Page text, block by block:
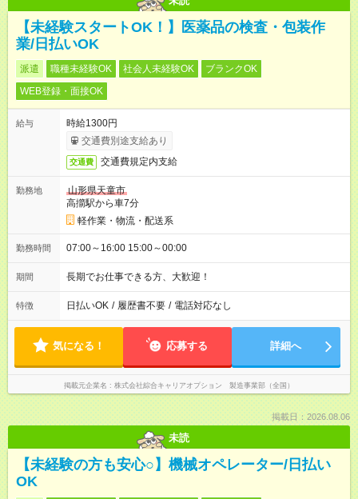
【未経験スタートOK！】医薬品の検査・包装作
業/日払いOK
派遣 職種未経験OK 社会人未経験OK
ブランクOK
WEB登録・面接OK
給与
時給1300円
交通費別途支給あり
交通費 交通費規定内支給
勤務地
山形県天童市
高擶駅から車7分
軽作業・物流・配送系
勤務時間 07:00～16:00 15:00～00:00
期間 長期でお仕事できる方、大歓迎！
特徴 日払いOK / 履歴書不要 / 電話対応なし
気になる！ 応募する 詳細へ
掲載元企業名 株式会社綜合キャリアオプション 製造事業部（全国）
掲載日：2026.08.06
未読
【未経験の方も安心○】機械オペレーター/日払い
OK